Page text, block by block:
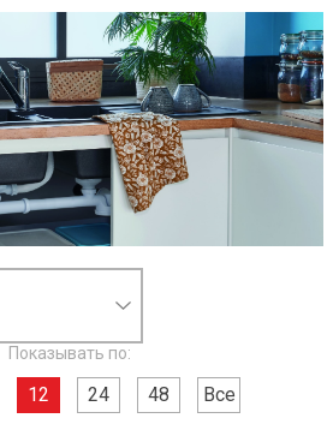
Показывать по:
12 24 48 Все